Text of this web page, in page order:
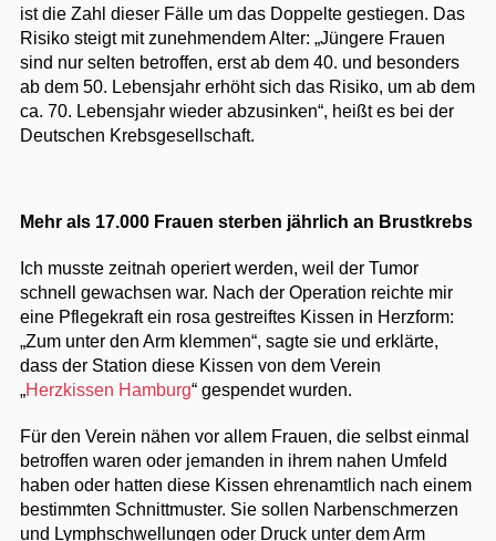
ist die Zahl dieser Fälle um das Doppelte gestiegen. Das
Risiko steigt mit zunehmendem Alter: „Jüngere Frauen
sind nur selten betroffen, erst ab dem 40. und besonders
ab dem 50. Lebensjahr erhöht sich das Risiko, um ab dem
ca. 70. Lebensjahr wieder abzusinken“, heißt es bei der
Deutschen Krebsgesellschaft.
Mehr als 17.000 Frauen sterben jährlich an Brustkrebs
Ich musste zeitnah operiert werden, weil der Tumor
schnell gewachsen war. Nach der Operation reichte mir
eine Pflegekraft ein rosa gestreiftes Kissen in Herzform:
„Zum unter den Arm klemmen“, sagte sie und erklärte,
dass der Station diese Kissen von dem Verein
„Herzkissen Hamburg“ gespendet wurden.
Für den Verein nähen vor allem Frauen, die selbst einmal
betroffen waren oder jemanden in ihrem nahen Umfeld
haben oder hatten diese Kissen ehrenamtlich nach einem
bestimmten Schnittmuster. Sie sollen Narbenschmerzen
und Lymphschwellungen oder Druck unter dem Arm